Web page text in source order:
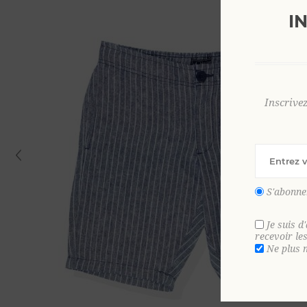
Je suis
recevoir
Ne plus